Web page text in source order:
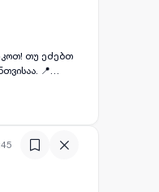
📍